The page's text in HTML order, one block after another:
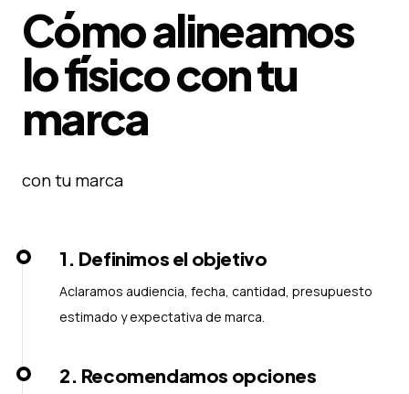
Cómo alineamos
lo físico con tu
marca
con tu marca
1. Definimos el objetivo
Aclaramos audiencia, fecha, cantidad, presupuesto
estimado y expectativa de marca.
2. Recomendamos opciones